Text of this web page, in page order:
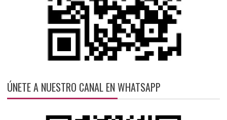
ÚNETE A NUESTRO CANAL EN WHATSAPP